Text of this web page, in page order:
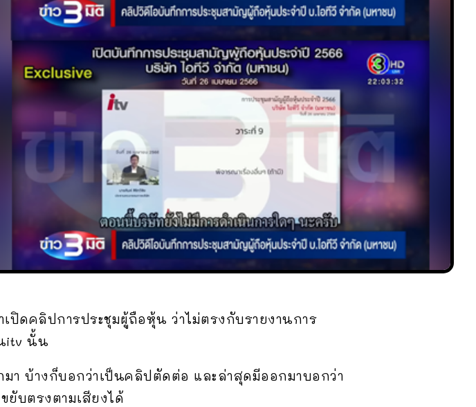
ดคลิปการประชุมผู้ถือหุ้น ว่าไม่ตรงกับรายงานการ
itv นั้น
า บ้างก็บอกว่าเป็นคลิปตัดต่อ และล่าสุดมีออกมาบอกว่า
ยับตรงตามเสียงได้